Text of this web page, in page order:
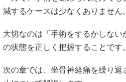
減するケースは少なくありません。
大切なのは「手術をするかしな
の状態を正しく把握することです。
次の章では、坐骨神経痛を繰り